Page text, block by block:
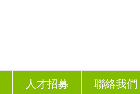
人才招募 聯絡我們